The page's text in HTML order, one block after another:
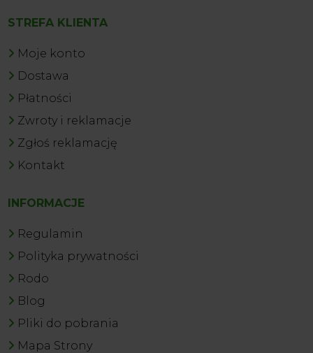
STREFA KLIENTA
Moje konto
Dostawa
Płatności
Zwroty i reklamacje
Zgłoś reklamację
Kontakt
INFORMACJE
Regulamin
Polityka prywatności
Rodo
Blog
Pliki do pobrania
Mapa Strony